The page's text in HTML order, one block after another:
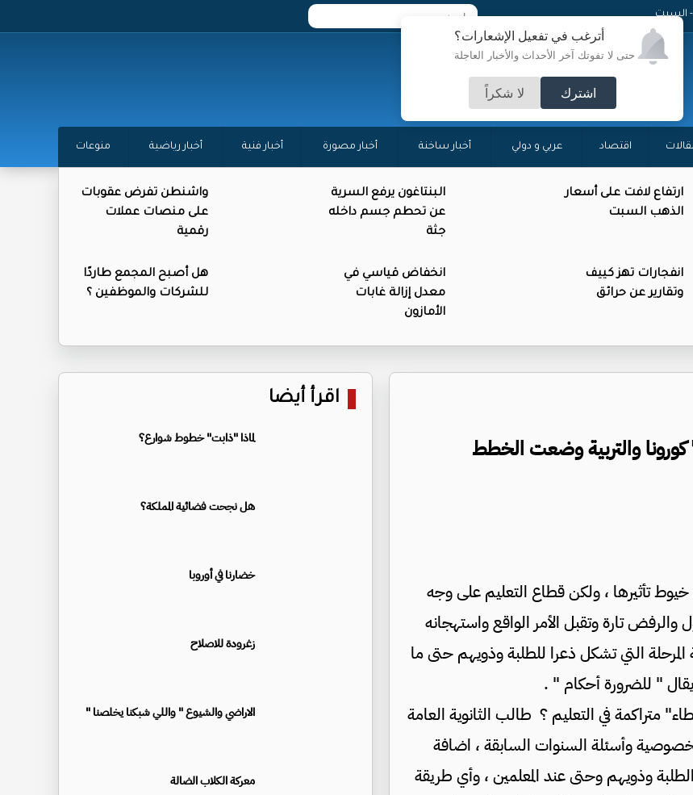
أترغب في تفعيل الإشعارات؟
حتى لا تفوتك آخر الأحداث والأخبار العاجلة
اشترك لا شكراً
اقتصاد عربي و دولي أخبار ساخنة أخبار مصورة أخبار فنية أخبار رياضية منوعات
ارتفاع لافت على أسعار
الذهب السبت
البنتاغون يرفع السرية
عن تحطم جسم داخله
جثة
واشنطن تفرض عقوبات
على منصات عملات
رقمية
انفجارات تهز كييف
وتقارير عن حرائق
انخفاض قياسي في
معدل إزالة غابات
الأمازون
هل أصبح المجمع طاردًا
للشركات والموظفين ؟
والتربية وضعت الخطط
تأثيرها ، ولكن قطاع التعليم على وجه
تارة وتقبل الأمر الواقع واستهجانه
المرحلة التي تشكل ذعرا للطلبة وذويهم حتى ما
يقال " للضرورة أحكام " .
متراكمة في التعليم ؟ طالب الثانوية العامة
وأسئلة السنوات السابقة ، اضافة
وذويهم وحتى عند المعلمين ، وأي طريقة
اقرأ أيضا
لماذا "ذابت" خطوط شوارع؟
هل نجحت فضائية المملكة؟
خضارنا في أوروبا
زغرودة للاصلاح
الاراضي والشيوع " واللي شبكنا يخلصنا "
معركة الكلاب الضالة